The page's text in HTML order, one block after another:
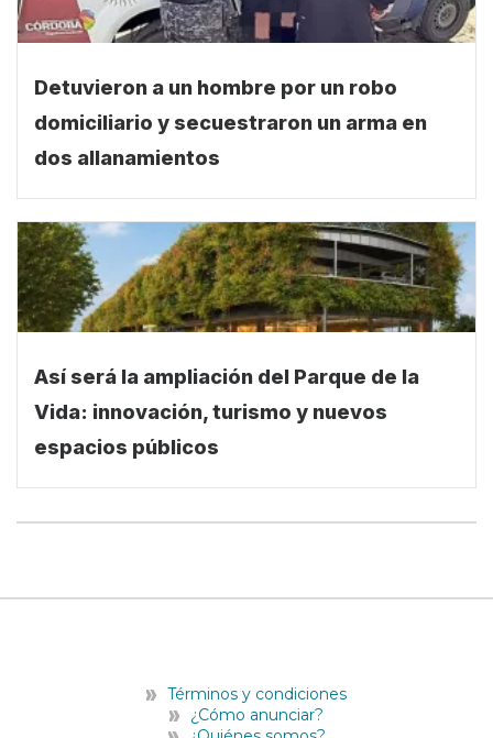
Detuvieron a un hombre por un robo
domiciliario y secuestraron un arma en
dos allanamientos
Así será la ampliación del Parque de la
Vida: innovación, turismo y nuevos
espacios públicos
Términos y condiciones
¿Cómo anunciar?